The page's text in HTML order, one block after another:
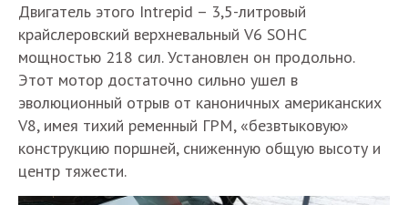
Двигатель этого Intrepid – 3,5-литровый
крайслеровский верхневальный V6 SOHC
мощностью 218 сил. Установлен он продольно.
Этот мотор достаточно сильно ушел в
эволюционный отрыв от каноничных американских
V8, имея тихий ременный ГРМ, «безвтыковую»
конструкцию поршней, сниженную общую высоту и
центр тяжести.